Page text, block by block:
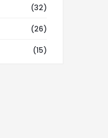
(32)
(26)
(15)